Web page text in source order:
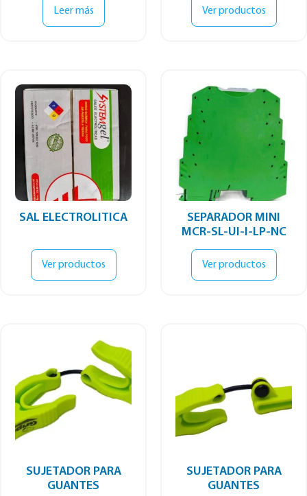
Leer más Ver productos
SAL ELECTROLITICA
Ver productos
SEPARADOR MINI
MCR-SL-UI-I-LP-NC
Ver productos
SUJETADOR PARA
GUANTES
SUJETADOR PARA
GUANTES